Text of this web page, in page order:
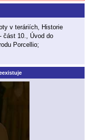
v teráriích, Historie
část 10., Úvod do
Porcellio;